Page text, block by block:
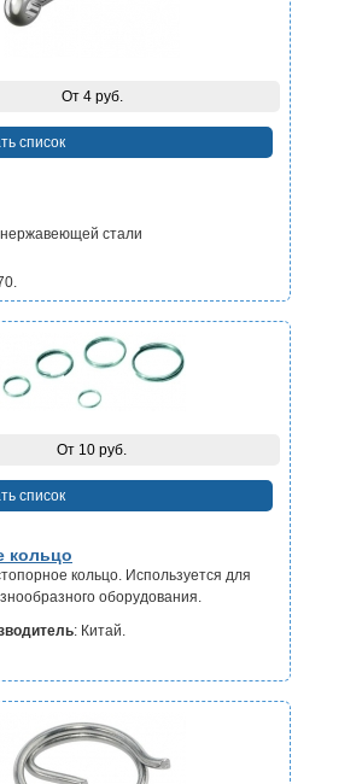
стали
От 4 руб.
список
кольцо
кольцо. Используется для
оборудования.
: Китай.
От 10 руб.
список